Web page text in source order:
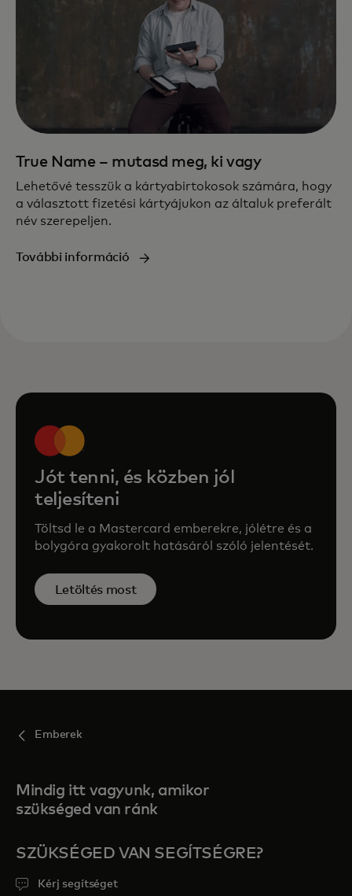
True Name – mutasd meg, ki vagy
Lehetővé tesszük a kártyabirtokosok számára, hogy
a választott fizetési kártyájukon az általuk preferált
név szerepeljen.
További információ
Jót tenni, és közben jól
teljesíteni
Töltsd le a Mastercard emberekre, jólétre és a
bolygóra gyakorolt hatásáról szóló jelentését.
Letöltés most
Emberek
Mindig itt vagyunk, amikor
szükséged van ránk
SZÜKSÉGED VAN SEGÍTSÉGRE?
Kérj segítséget